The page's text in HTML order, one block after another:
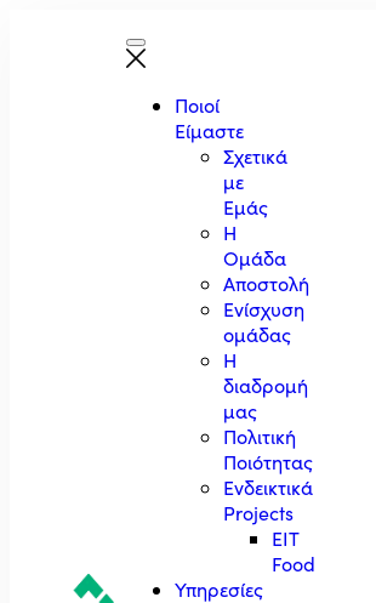
Ποιοί
Είμαστε
Σχετικά
με
Εμάς
Η
Ομάδα
Αποστολή
Ενίσχυση
ομάδας
Η
διαδρομή
μας
Πολιτική
Ποιότητας
Ενδεικτικά
Projects
EIT
Food
Υπηρεσίες